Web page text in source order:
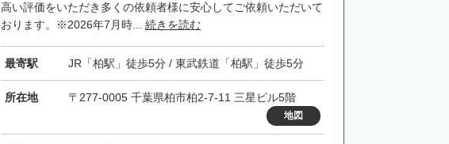
高い評価をいただき多くの依頼者様に安心してご依頼いただいて
おります。※2026年7月時... 続きを読む
最寄駅 JR「柏駅」徒歩5分 / 東武鉄道「柏駅」徒歩5分
所在地 〒277-0005 千葉県柏市柏2-7-11 三星ビル5階
地図